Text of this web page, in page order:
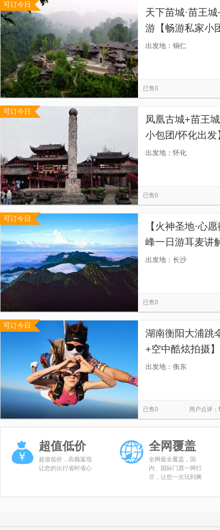
可订今日
天下苗城·苗王
游【畅游私家小
出发地：铜仁
已售0
可订今日
凤凰古城+苗王
小包团/怀化出
城，灯火阑珊的
出发地：怀化
已售0
可订今日
【火神圣地·心
峰一日游耳麦讲
购物店，把时间
出发地：长沙
已售0
可订今日
湖南衡阳大浦跳
+空中酷炫拍摄
体，俯瞰震撼美
出发地：衡东
已售0 用户点评：
超值低价
超值低价，高额返现
让您的出行省时省心
全网覆盖
全网最全覆盖，国
内、国际门票一网打
尽，让您一次玩到爽